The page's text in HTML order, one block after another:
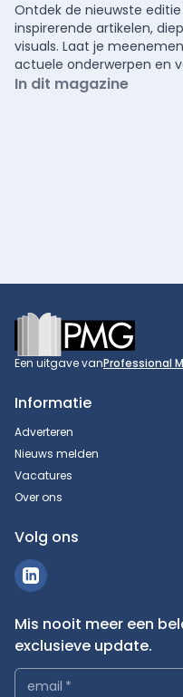
Ontdek de nieuwste
inspirerende artikelen,
visuals. Laat je
actuele onderwerpen en
In dit magazine
Footer
Een uitgave vanProfessional
Informatie
Adverteren
Nieuws melden
Vacatures
Over ons
Volg ons
Mis nooit meer een
exclusieve update.
email *